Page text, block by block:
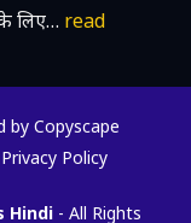
लिए… read
Privacy Policy
Hindi - All Rights